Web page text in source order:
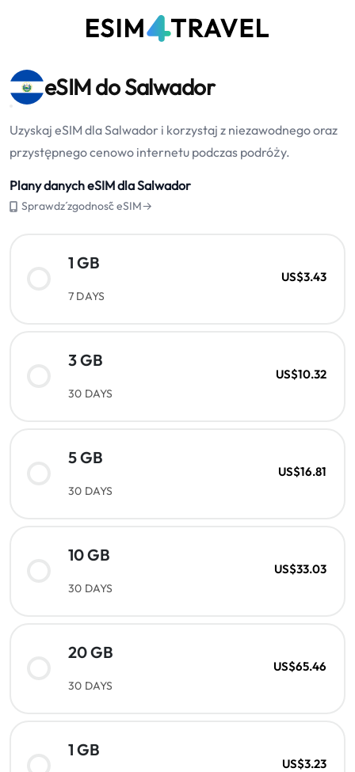
eSIM do Salwador
Uzyskaj eSIM dla Salwador i korzystaj z niezawodnego oraz
przystępnego cenowo internetu podczas podróży.
Plany danych eSIM dla Salwador
Sprawdź zgodność eSIM→
1 GB
7 DAYS
US$3.43
3 GB
30 DAYS
US$10.32
5 GB
30 DAYS
US$16.81
10 GB
30 DAYS
US$33.03
20 GB
30 DAYS
US$65.46
1 GB
US$3.23